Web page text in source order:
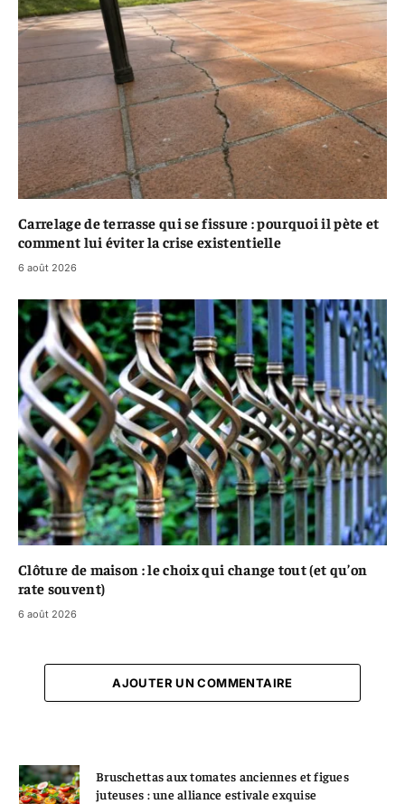
Carrelage de terrasse qui se fissure : pourquoi il pète et
comment lui éviter la crise existentielle
6 août 2026
Clôture de maison : le choix qui change tout (et qu’on
rate souvent)
6 août 2026
AJOUTER UN COMMENTAIRE
Bruschettas aux tomates anciennes et figues
juteuses : une alliance estivale exquise